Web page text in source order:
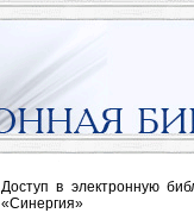
Доступ в электронную
«Синергия»